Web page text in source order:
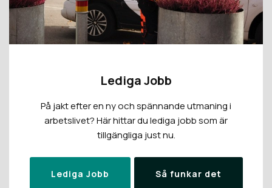
Lediga Jobb
På jakt efter en ny och spännande utmaning i
arbetslivet? Här hittar du lediga jobb som är
tillgängliga just nu.
Lediga Jobb Så funkar det